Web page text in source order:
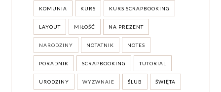
KOMUNIA KURS KURS SCRAPBOOKING
LAYOUT MIŁOŚĆ NA PREZENT
NARODZINY NOTATNIK NOTES
PORADNIK SCRAPBOOKING TUTORIAL
URODZINY WYZWNAIE ŚLUB ŚWIĘTA